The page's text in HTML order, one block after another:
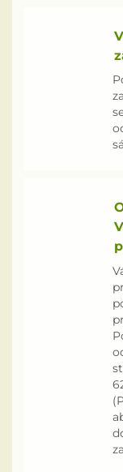
Zajímavosti z
Rybářský spolek
Informační